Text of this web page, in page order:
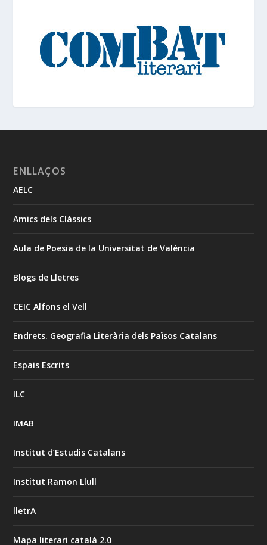
ENLLAÇOS
AELC
Amics dels Clàssics
Aula de Poesia de la Universitat de València
Blogs de Lletres
CEIC Alfons el Vell
Endrets. Geografia Literària dels Països Catalans
Espais Escrits
ILC
IMAB
Institut d’Estudis Catalans
Institut Ramon Llull
lletrA
Mapa literari català 2.0